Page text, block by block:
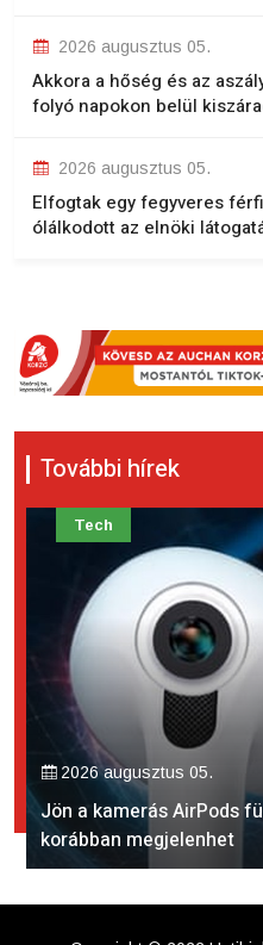
2026 augusztus 05.
Akkora a hőség és az
folyó napokon belül
2026 augusztus 05.
Elfogtak egy fegyveres
ólálkodott az elnöki
További hírek
2026 augusztus 05.
Jön a kamerás AirPods
korábban megjelenhet
Tech